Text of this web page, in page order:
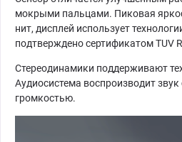
мокрыми пальцами. Пиковая
нит, дисплей использует
подтверждено сертификатом TUV
Стереодинамики поддерживают
Аудиосистема воспроизводит звук
громкостью.